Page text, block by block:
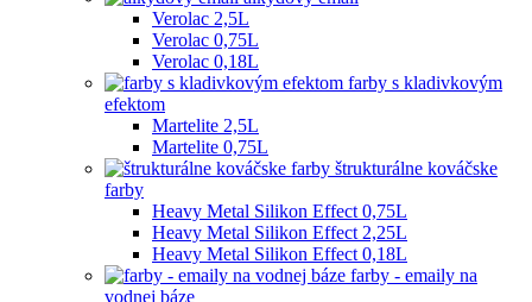
Verolac 2,5L
Verolac 0,75L
Verolac 0,18L
farby s kladivkovým
efektom
Martelite 2,5L
Martelite 0,75L
štrukturálne kováčske
farby
Heavy Metal Silikon Effect 0,75L
Heavy Metal Silikon Effect 2,25L
Heavy Metal Silikon Effect 0,18L
farby - emaily na
vodnej báze